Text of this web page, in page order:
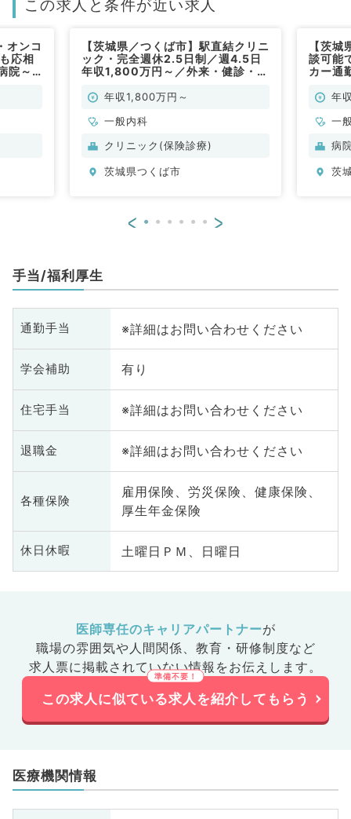
この求人と条件が近い求人
オンコ
応相
院～
【茨城県／つくば市】駅直結クリニ
ック・完全週休2.5日制／週4.5日
年収1,800万円～／外来・健診・予
科／常勤）
年収1,800万円～
一般内科
クリニック(保険診療)
茨城県つくば市
【茨
談可能
カー通
年
一
科
病
茨
< >
手当/福利厚生
通勤手当 ※詳細はお問い合わせください
学会補助 有り
住宅手当 ※詳細はお問い合わせください
退職金 ※詳細はお問い合わせください
各種保険
雇用保険、労災保険、健康保険、
厚生年金保険
休日休暇 土曜日ＰＭ、日曜日
医師専任のキャリアパートナーが
職場の雰囲気や人間関係、 教育・研修制度など
求人票に掲載されていない情報をお伝えします。
この求人に似ている求人を紹介してもらう
医療機関情報